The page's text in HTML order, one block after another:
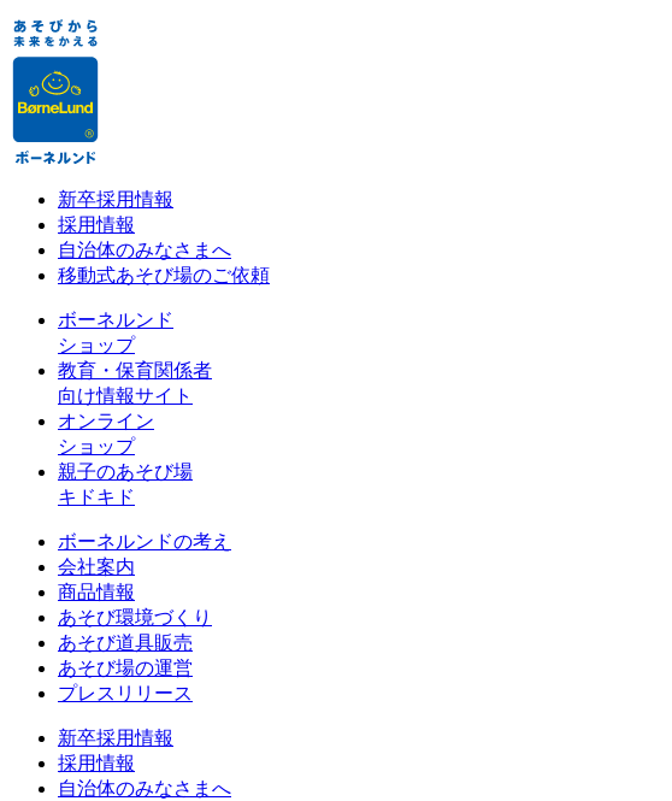
新卒採用情報
採用情報
自治体のみなさまへ
移動式あそび場のご依頼
ボーネルンド
ショップ
教育・保育関係者
向け情報サイト
オンライン
ショップ
親子のあそび場
キドキド
ボーネルンドの考え
会社案内
商品情報
あそび環境づくり
あそび道具販売
あそび場の運営
プレスリリース
新卒採用情報
採用情報
自治体のみなさまへ